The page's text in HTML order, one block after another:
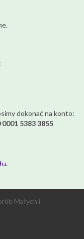
dokonać na konto:
0001 5383 3855
Małych i